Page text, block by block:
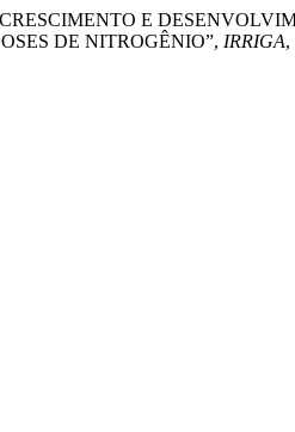
E
DE NITROGÊNIO”, IRRIGA,